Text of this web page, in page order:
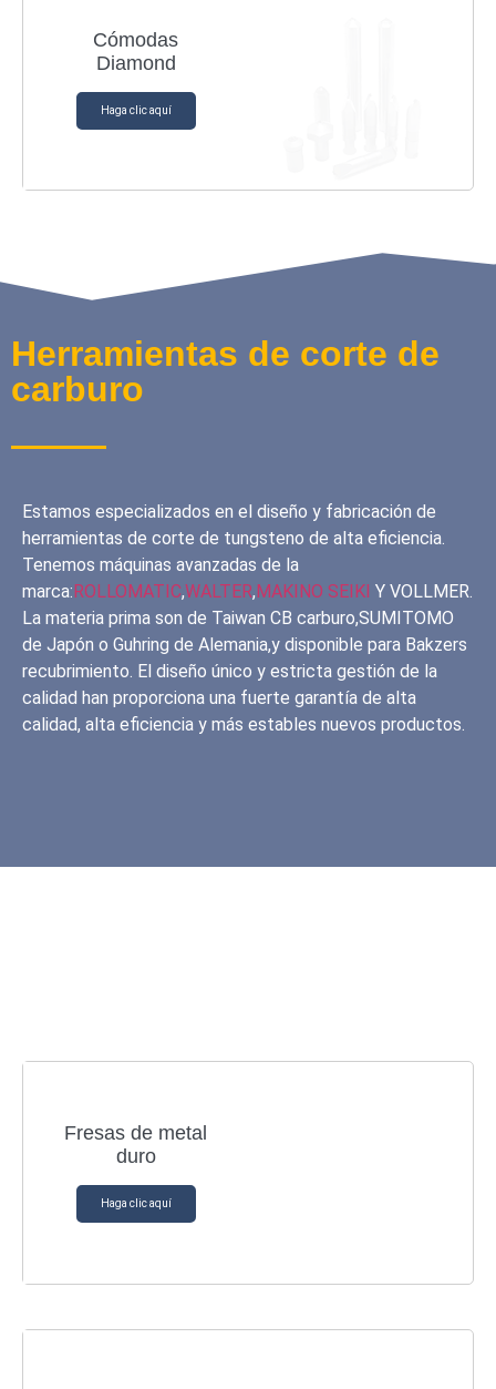
Cómodas
Diamond
Haga clic aquí
Herramientas de corte de
carburo
Estamos especializados en el diseño y fabricación de
herramientas de corte de tungsteno de alta eficiencia.
Tenemos máquinas avanzadas de la
marca: ROLLOMATIC,WALTER, MAKINO SEIKI Y VOLLMER.
La materia prima son de Taiwan CB carburo,SUMITOMO
de Japón o Guhring de Alemania,y disponible para Bakzers
recubrimiento. El diseño único y estricta gestión de la
calidad han proporciona una fuerte garantía de alta
calidad, alta eficiencia y más estables nuevos productos.
Fresas de metal
duro
Haga clic aquí